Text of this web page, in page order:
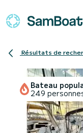
Résultats de
Bateau
249